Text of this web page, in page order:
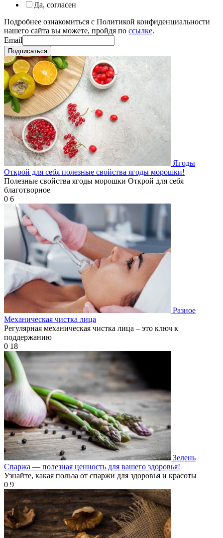
Да, согласен
Подробнее ознакомиться с Политикой конфиденциальности
нашего сайта вы можете, пройдя по ссылке.
Email
Подписаться
Ягоды
Открой для себя полезные свойства ягоды морошки!
Полезные свойства ягоды морошки Открой для себя
благотворное
0 6
Разное
Механическая чистка лица
Регулярная механическая чистка лица – это ключ к
поддержанию
0 18
Зелень
Спаржа — полезная ценность для вашего здоровья!
Узнайте, какая польза от спаржи для здоровья и красоты
0 9